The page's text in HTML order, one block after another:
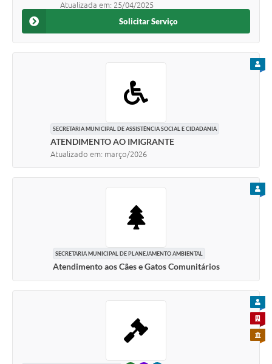
Atualizada em: 25/04/2025
Solicitar Serviço
SECRETARIA MUNICIPAL DE ASSISTÊNCIA SOCIAL E CIDADANIA
ATENDIMENTO AO IMIGRANTE
Atualizado em: março/2026
SECRETARIA MUNICIPAL DE PLANEJAMENTO AMBIENTAL
Atendimento aos Cães e Gatos Comunitários
PARA
PARA